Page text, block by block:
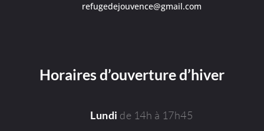
refugedejouvence@gmail.com
Horaires d’ouverture d’hiver
Lundi de 14h à 17h45